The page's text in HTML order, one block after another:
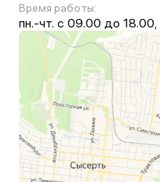
Время работы:
пн.-чт. с 09.00 до